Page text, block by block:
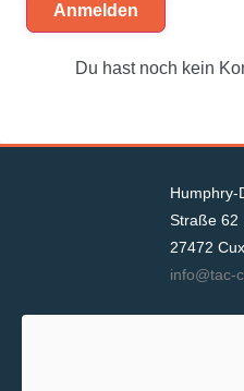
Anmelden
Du hast noch kein
Humphry-
Straße 62
27472
info@tac-